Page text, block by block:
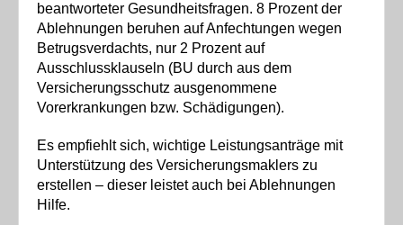
beantworteter Gesundheitsfragen. 8 Prozent der
Ablehnungen beruhen auf Anfechtungen wegen
Betrugsverdachts, nur 2 Prozent auf
Ausschlussklauseln (BU durch aus dem
Versicherungsschutz ausgenommene
Vorerkrankungen bzw. Schädigungen).
Es empfiehlt sich, wichtige Leistungsanträge mit
Unterstützung des Versicherungsmaklers zu
erstellen – dieser leistet auch bei Ablehnungen
Hilfe.